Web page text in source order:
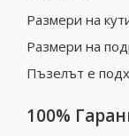
Размери на
Размери на
Пъзелът е
100%